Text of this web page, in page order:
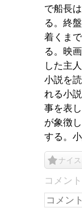
で船長
る。終
着くま
る。映
した主
小説を
れる小
事を表
が象徴
する。
ナイス
コメン